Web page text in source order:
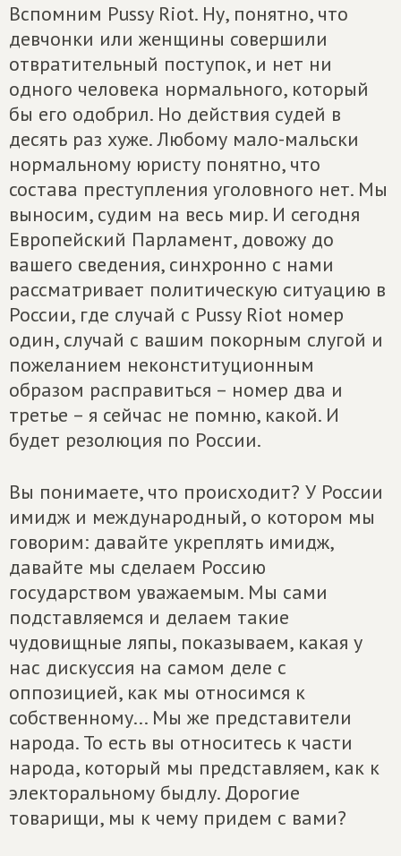
Вспомним Pussy Riot. Ну, понятно, что
девчонки или женщины совершили
отвратительный поступок, и нет ни
одного человека нормального, который
бы его одобрил. Но действия судей в
десять раз хуже. Любому мало-мальски
нормальному юристу понятно, что
состава преступления уголовного нет. Мы
выносим, судим на весь мир. И сегодня
Европейский Парламент, довожу до
вашего сведения, синхронно с нами
рассматривает политическую ситуацию в
России, где случай с Pussy Riot номер
один, случай с вашим покорным слугой и
пожеланием неконституционным
образом расправиться – номер два и
третье – я сейчас не помню, какой. И
будет резолюция по России.
Вы понимаете, что происходит? У России
имидж и международный, о котором мы
говорим: давайте укреплять имидж,
давайте мы сделаем Россию
государством уважаемым. Мы сами
подставляемся и делаем такие
чудовищные ляпы, показываем, какая у
нас дискуссия на самом деле с
оппозицией, как мы относимся к
собственному... Мы же представители
народа. То есть вы относитесь к части
народа, который мы представляем, как к
электоральному быдлу. Дорогие
товарищи, мы к чему придем с вами?